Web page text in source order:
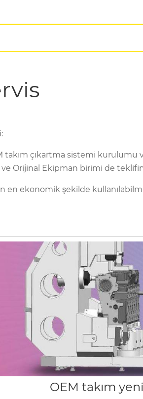
takım çıkartma sistemi kurulumu
ve Orijinal Ekipman birimi de
en ekonomik şekilde
OEM takım